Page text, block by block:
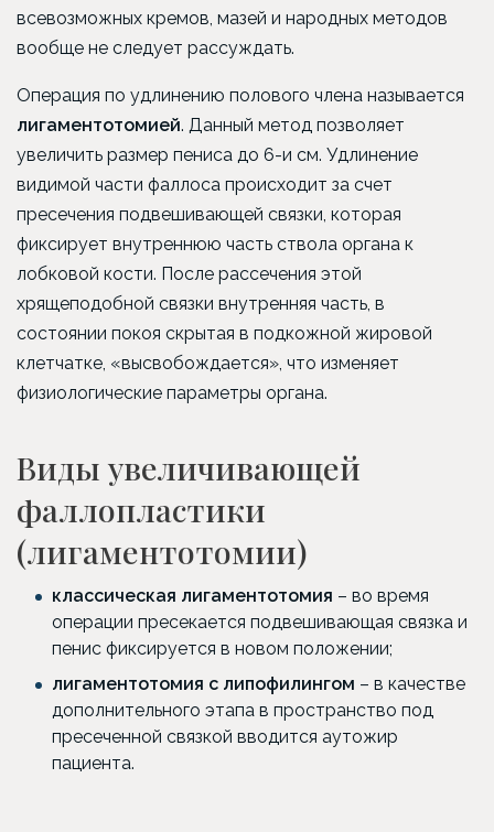
всевозможных кремов, мазей и народных методов
вообще не следует рассуждать.
Операция по удлинению полового члена называется
лигаментотомией. Данный метод позволяет
увеличить размер пениса до 6-и см. Удлинение
видимой части фаллоса происходит за счет
пресечения подвешивающей связки, которая
фиксирует внутреннюю часть ствола органа к
лобковой кости. После рассечения этой
хрящеподобной связки внутренняя часть, в
состоянии покоя скрытая в подкожной жировой
клетчатке, «высвобождается», что изменяет
физиологические параметры органа.
Виды увеличивающей
фаллопластики
(лигаментотомии)
классическая лигаментотомия – во время
операции пресекается подвешивающая связка и
пенис фиксируется в новом положении;
лигаментотомия с липофилингом – в качестве
дополнительного этапа в пространство под
пресеченной связкой вводится аутожир
пациента.